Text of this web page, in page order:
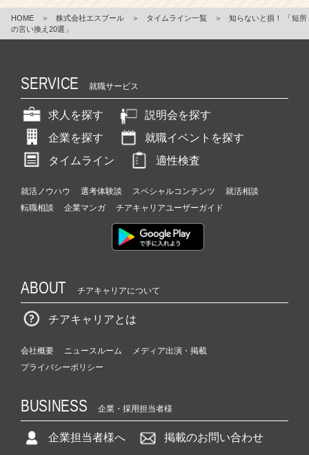
HOME ＞ 株式会社エスプール ＞ タイムライン一覧 ＞
知らないと損！ 「短所
の言い換え20選」
SERVICE 就職サービス
求人を探す
説明会を探す
企業を探す
就職イベントを探す
タイムライン
適性検査
就活ノウハウ 選考体験談 スペシャルコンテンツ
就活相談
転職相談
企業マンガ チアキャリアユーザーガイド
ABOUT チアキャリアについて
チアキャリアとは
会社概要 ニュースルーム
メディア出演・掲載
プライバシーポリシー
BUSINESS 企業・採用担当者様
企業担当者様へ 掲載のお問い合わせ